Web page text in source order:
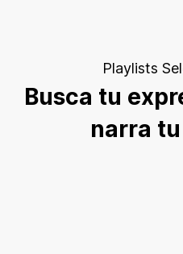
Playlists
Busca tu
narra